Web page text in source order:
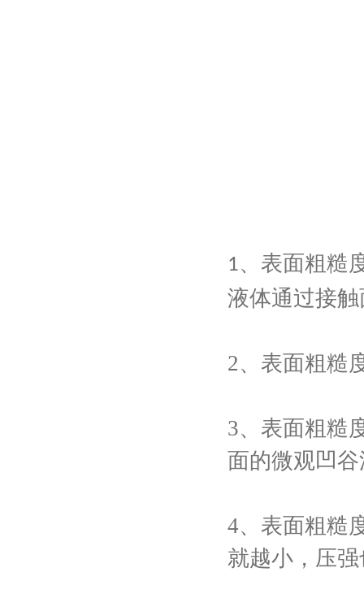
1、表面粗糙
液体通过接
2、 表面粗糙
3、 表面粗糙
面的微观凹
4、 表面粗糙
就越小，压